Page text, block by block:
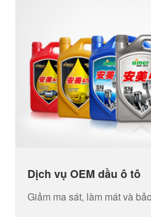
Dịch vụ OEM dầu ô tô
Giảm ma sát, làm mát và